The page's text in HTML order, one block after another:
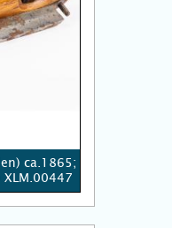
ca.1865;